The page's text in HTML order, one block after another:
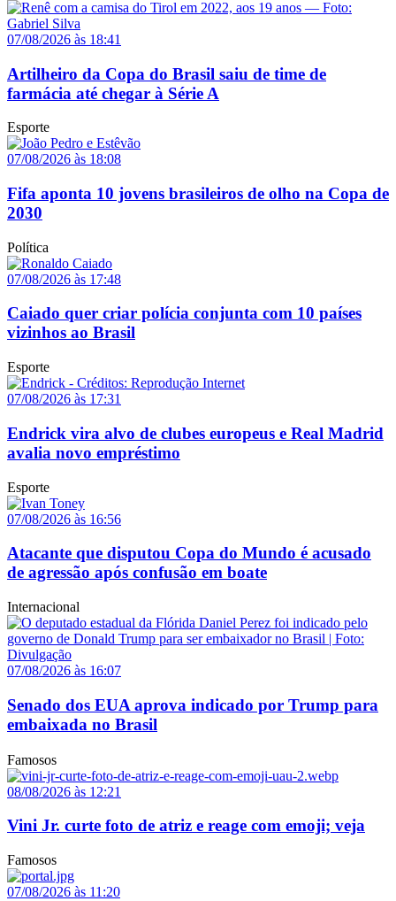
07/08/2026 às 18:41
Artilheiro da Copa do Brasil saiu de time de
farmácia até chegar à Série A
Esporte
07/08/2026 às 18:08
Fifa aponta 10 jovens brasileiros de olho na Copa de
2030
Política
07/08/2026 às 17:48
Caiado quer criar polícia conjunta com 10 países
vizinhos ao Brasil
Esporte
07/08/2026 às 17:31
Endrick vira alvo de clubes europeus e Real Madrid
avalia novo empréstimo
Esporte
07/08/2026 às 16:56
Atacante que disputou Copa do Mundo é acusado
de agressão após confusão em boate
Internacional
07/08/2026 às 16:07
Senado dos EUA aprova indicado por Trump para
embaixada no Brasil
Famosos
08/08/2026 às 12:21
Vini Jr. curte foto de atriz e reage com emoji; veja
Famosos
07/08/2026 às 11:20